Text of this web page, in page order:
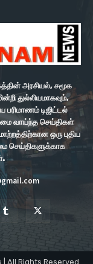
அரசியல், சமூக
துல்லியமாகவும்,
பரிமாணம் டிஜிட்டல்
வாய்ந்த செய்திகள்
ஒரு புதிய
செய்திகளுக்காக
All Rights Reserved